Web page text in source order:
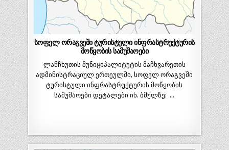
სოფელ ორაგვეში ტურისტული ინფრასტრუქტურის
მოწყობის სამუშაოები
ლანჩხუთის მუნიციპალიტეტის მაჩხვარეთის
ადმინისტრაციულ ერთეულში, სოფელ ორაგვეში
ტურისტული ინფრასტრუქტურის მოწყობის
სამუშაოები დეტალები იხ. ბმულზე: …